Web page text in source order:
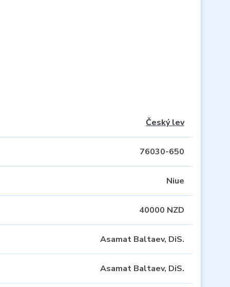
Český lev
76030-650
Niue
40000 NZD
Asamat Baltaev, DiS.
Asamat Baltaev, DiS.